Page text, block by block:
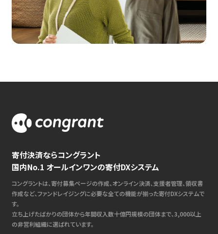
寄付決済ならコングラント
国内No.1 オールインワンの寄付DXシステム
コングラントは、寄付募集ページの作成、オンライン決済、支援者管理、領収書
作成など、ファンドレイジングに必要な全ての機能が揃った寄付DXシステムで
す。
立ち上げたばかりの団体から年間収入数十億円規模の団体まで、3,000以上
の非営利組織に選ばれています。